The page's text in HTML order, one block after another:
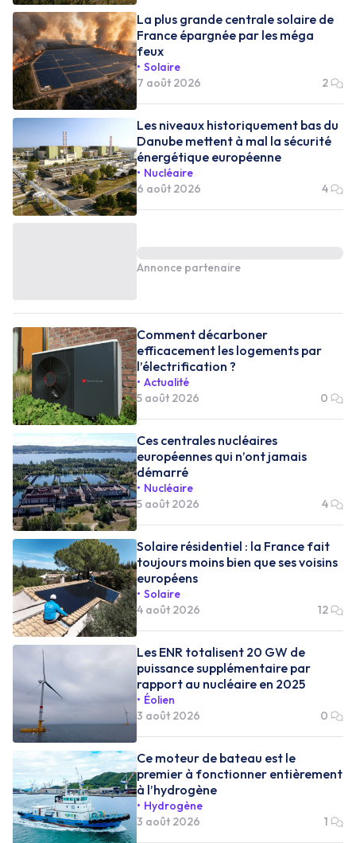
La plus grande centrale solaire de
France épargnée par les méga
feux
Solaire
7 août 2026
2
Les niveaux historiquement bas du
Danube mettent à mal la sécurité
énergétique européenne
Nucléaire
6 août 2026
4
Annonce partenaire
Comment décarboner
efficacement les logements par
l’électrification ?
Actualité
5 août 2026
0
Ces centrales nucléaires
européennes qui n’ont jamais
démarré
Nucléaire
5 août 2026
4
Solaire résidentiel : la France fait
toujours moins bien que ses voisins
européens
Solaire
4 août 2026
12
Les ENR totalisent 20 GW de
puissance supplémentaire par
rapport au nucléaire en 2025
Éolien
3 août 2026
0
Ce moteur de bateau est le
premier à fonctionner entièrement
à l’hydrogène
Hydrogène
3 août 2026
1